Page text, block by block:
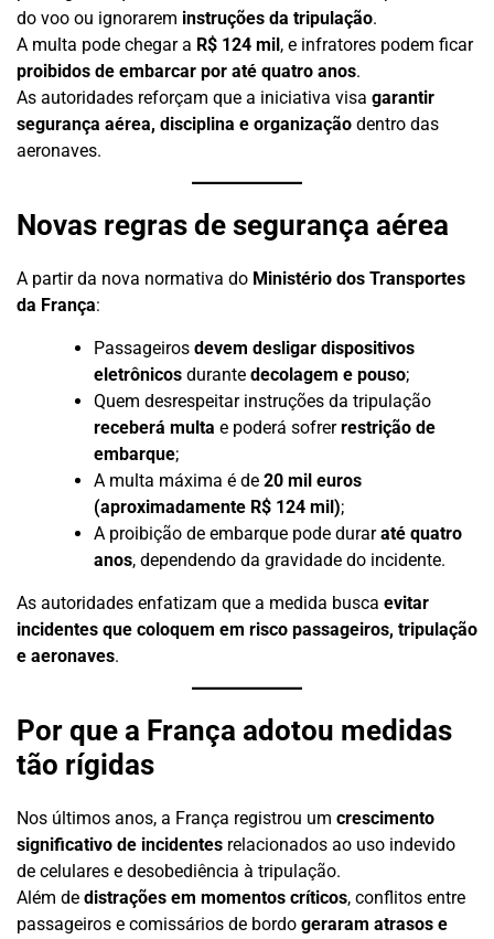
do voo ou ignorarem instruções da tripulação.
A multa pode chegar a R$ 124 mil , e infratores podem ficar
proibidos de embarcar por até quatro anos.
As autoridades reforçam que a iniciativa visa garantir
segurança aérea, disciplina e organização dentro das
aeronaves.
Novas regras de segurança aérea
A partir da nova normativa do Ministério dos Transportes
da França:
Passageiros devem desligar dispositivos
eletrônicos durante decolagem e pouso;
Quem desrespeitar instruções da tripulação
receberá multa e poderá sofrerrestrição de
embarque;
A multa máxima é de 20 mil euros
(aproximadamente R$ 124 mil);
A proibição de embarque pode duraraté quatro
anos, dependendo da gravidade do incidente.
As autoridades enfatizam que a medida busca evitar
incidentes que coloquem em risco passageiros, tripulação
e aeronaves.
Por que a França adotou medidas
tão rígidas
Nos últimos anos, a França registrou um crescimento
significativo de incidentes relacionados ao uso indevido
de celulares e desobediência à tripulação.
Além de distrações em momentos críticos, conflitos entre
passageiros e comissários de bordo geraram atrasos e